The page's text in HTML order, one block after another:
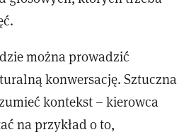
można prowadzić
konwersację. Sztuczna
kontekst – kierowca
na przykład o to,